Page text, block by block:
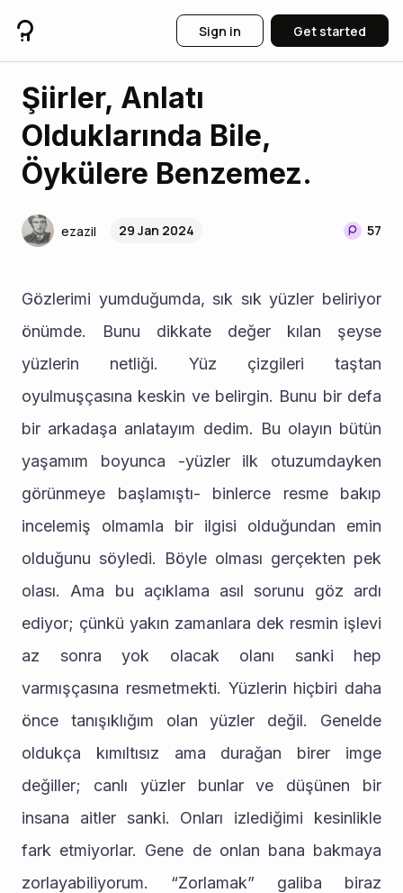
Sign in Get started
Şiirler, Anlatı
Olduklarında Bile,
Öykülere Benzemez.
ezazil 29 Jan 2024 57
Gözlerimi yumduğumda, sık sık yüzler beliriyor
önümde. Bunu dikkate değer kılan şeyse
yüzlerin netliği. Yüz çizgileri taştan
oyulmuşçasına keskin ve belirgin. Bunu bir defa
bir arkadaşa anlatayım dedim. Bu olayın bütün
yaşamım boyunca -yüzler ilk otuzumdayken
görünmeye başlamıştı- binlerce resme bakıp
incelemiş olmamla bir ilgisi olduğundan emin
olduğunu söyledi. Böyle olması gerçekten pek
olası. Ama bu açıklama asıl sorunu göz ardı
ediyor; çünkü yakın zamanlara dek resmin işlevi
az sonra yok olacak olanı sanki hep
varmışçasına resmetmekti. Yüzlerin hiçbiri daha
önce tanışıklığım olan yüzler değil. Genelde
oldukça kımıltısız ama durağan birer imge
değiller; canlı yüzler bunlar ve düşünen bir
insana aitler sanki. Onları izlediğimi kesinlikle
fark etmiyorlar. Gene de onlan bana bakmaya
zorlayabiliyorum. “Zorlamak” galiba biraz